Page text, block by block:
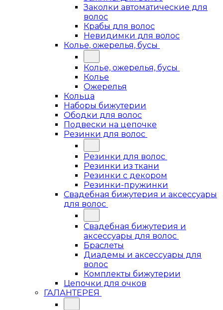
Заколки автоматические для
волос
Крабы для волос
Невидимки для волос
Колье, ожерелья, бусы
Колье, ожерелья, бусы
Колье
Ожерелья
Кольца
Наборы бижутерии
Ободки для волос
Подвески на цепочке
Резинки для волос
Резинки для волос
Резинки из ткани
Резинки с декором
Резинки-пружинки
Свадебная бижутерия и аксессуары
для волос
Свадебная бижутерия и
аксессуары для волос
Браслеты
Диадемы и аксессуары для
волос
Комплекты бижутерии
Цепочки для очков
ГАЛАНТЕРЕЯ